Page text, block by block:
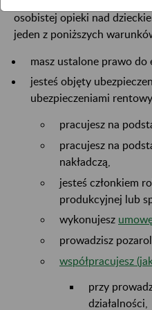
osobistej opieki nad
jeden z poniższych
masz ustalone prawo
jesteś objęty
ubezpieczeniami
pracujesz na
pracujesz na
nakładczą,
jesteś członkiem
produkcyjnej lub
wykonujesz
prowadzisz
współpracujesz
przy
działalności,